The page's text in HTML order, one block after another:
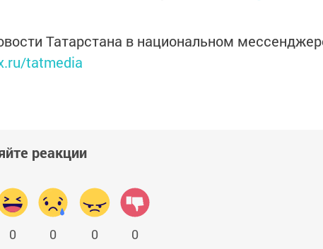
Татарстана в национальном
tatmedia
реакции
0 0 0 0